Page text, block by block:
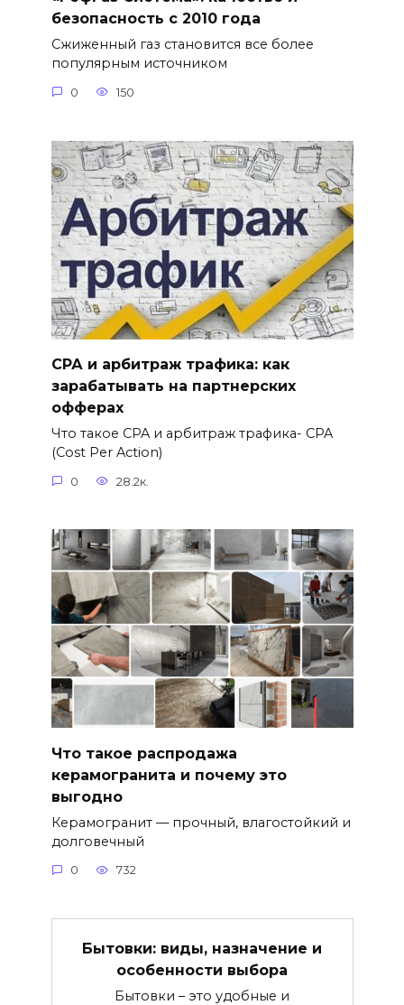
безопасность с 2010 года
Сжиженный газ становится все более
популярным источником
0 150
СРА и арбитраж трафика: как
зарабатывать на партнерских
офферах
Что такое CPA и арбитраж трафика- CPA
(Cost Per Action)
0 28.2к.
Что такое распродажа
керамогранита и почему это
выгодно
Керамогранит — прочный, влагостойкий и
долговечный
0 732
Бытовки: виды, назначение и
особенности выбора
Бытовки – это удобные и